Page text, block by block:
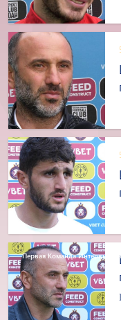
Первая Команда Интервью